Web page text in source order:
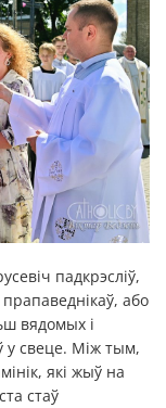
падкрэсліў,
або
вядомых і
у свеце. Між тым,
які жыў на
стаў